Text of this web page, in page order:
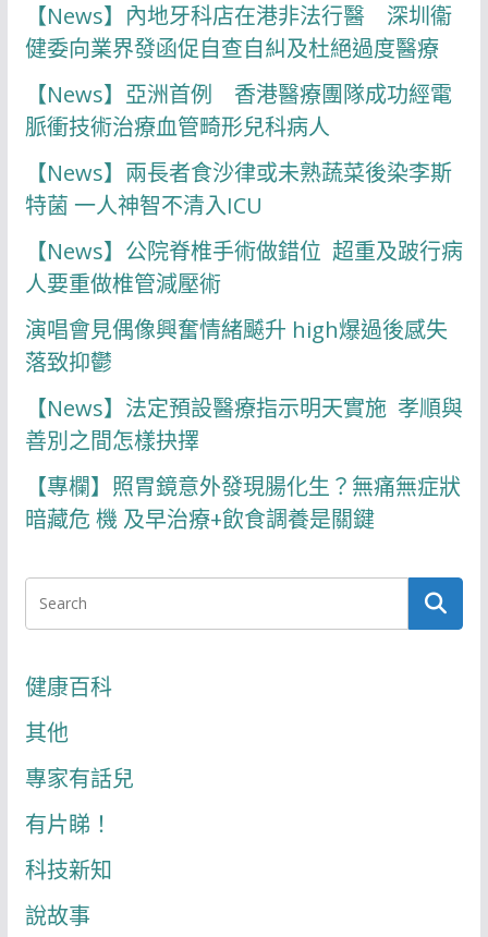
【News】內地牙科店在港非法行醫 深圳衞
健委向業界發函促自查自糾及杜絕過度醫療
【News】亞洲首例 香港醫療團隊成功經電
脈衝技術治療血管畸形兒科病人
【News】兩長者食沙律或未熟蔬菜後染李斯
特菌 一人神智不清入ICU
【News】公院脊椎手術做錯位 超重及跛行病
人要重做椎管減壓術
演唱會見偶像興奮情緒飇升 high爆過後感失
落致抑鬱
【News】法定預設醫療指示明天實施 孝順與
善別之間怎樣抉擇
【專欄】照胃鏡意外發現腸化生？無痛無症狀
暗藏危 機 及早治療+飲食調養是關鍵
健康百科
其他
專家有話兒
有片睇！
科技新知
說故事